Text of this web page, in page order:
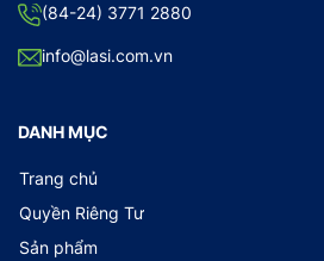
(84-24) 3771 2880
info@lasi.com.vn
DANH MỤC
Trang chủ
Quyền Riêng Tư
Sản phẩm